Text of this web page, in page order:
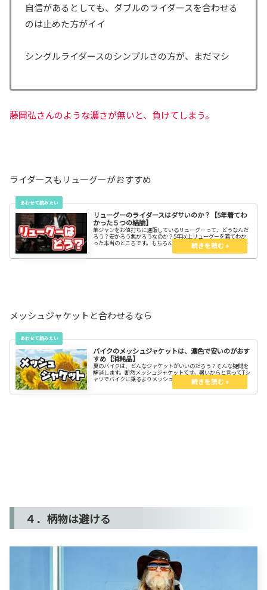
自信があるとしても、ダブルのライダースを合わせる
のは止めた方がイイ
シングルライダースのシンプルさの方が、まだマシ
藤岡弘さんのような濃さが無いと、負けてしまう。
ライダースもリューグーがおすすめ
リューグーのライダースはダサいのか？【5年着てわ
かった５つの結論】
革ジャンをお値打ちに通販しているリューグーって、どうなんだ
ろう？安かろう悪かろうなのか？5年以上リューグーを着てわか
った本当のところです。もちろん10万円以上するブランド品と同
等の品質を求めるのは難しい。でも価格以上のパフォーマンスは
メッシュジャケットと合わせるなら
バイクのメッシュジャケットは、濃色で安いのがおす
すめ【消耗品】
夏のバイクは、どんなジャケットがいいのだろう？そんな疑問を
解消します。断然メッシュジャケットです。暑いからと言ってTシ
ャツでバイクに乗るよりメッシュの方が涼しい。選び方もね！
４．柄物は避ける